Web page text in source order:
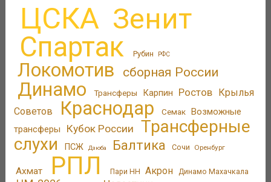
ЦСКА Зенит
Спартак Рубин РФС
Локомотив сборная России
Динамо Трансферы Карпин Ростов Крылья
Советов
Краснодар Семак Возможные
трансферы
Кубок России
Трансферные
слухи
ПСЖ Дзюба Балтика Сочи Оренбург
Ахмат РПЛ Пари НН Акрон Динамо Махачкала